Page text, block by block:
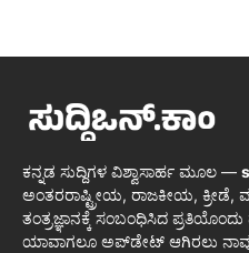
ಕನ್ನಡ ಸುದ್ದಿಗಳ ವಿಶ್ವಾಸಾರ್ಹ ಮೂಲ —
ಅಂತರರಾಷ್ಟ್ರೀಯ, ರಾಜಕೀಯ, ಕ್ರೀಡೆ,
ತಂತ್ರಜ್ಞಾನಕ್ಕೆ ಸಂಬಂಧಿಸಿದ
ಯಾವಾಗಲೂ ಅಪ್‌ಡೇಟ್ ಆಗಿರಲು